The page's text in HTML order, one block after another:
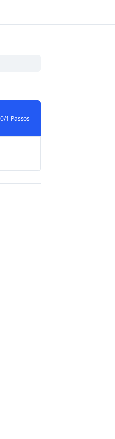
0/1 Passos